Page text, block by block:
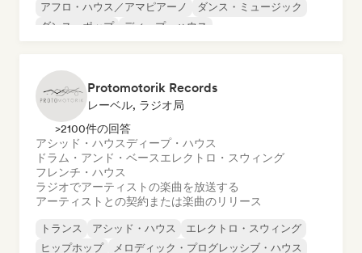
アフロ・ハウス／アマピアーノ
ダンス・ミュージック
ダンス・ポップ
ディープ・ハウス
Protomotorik Records
レーベル, ラジオ局
>2100件の回答
アシッド・ハウスディープ・ハウス
ドラム・アンド・ベースエレクトロ・スウィング
フレンチ・ハウス
ラジオでアーティストの楽曲を放送する
アーティストとの契約または楽曲のリリース
トランス アシッド・ハウス
エレクトロ・スウィング
ヒップホップ
メロディック・プログレッシブ・ハウス